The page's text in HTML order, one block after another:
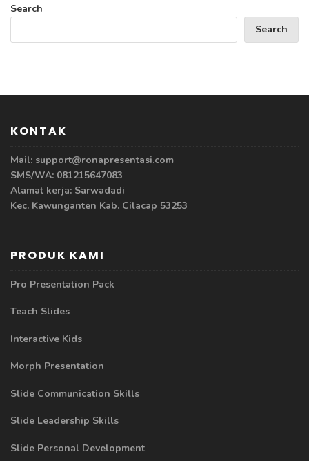
Search
Search
KONTAK
Mail: support@ronapresentasi.com
SMS/WA: 081215647083
Alamat kerja: Sarwadadi
Kec. Kawunganten Kab. Cilacap 53253
PRODUK KAMI
Pro Presentation Pack
Teach Slides
Interactive Kids
Morph Presentation
Slide Communication Skills
Slide Leadership Skills
Slide Personal Development